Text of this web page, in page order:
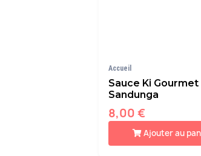
Accueil
Sauce Ki Gourmet
Sandunga
8,00 €
Ajouter au